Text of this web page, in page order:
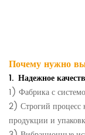
Почему нужно
1. Надежное
1) Фабрика с
2) Строгий процесс
продукции и